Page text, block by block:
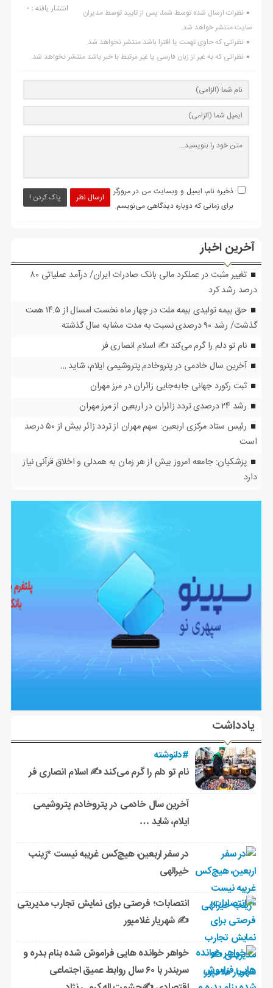
انتشار یافته : ۰
نظرات ارسال شده توسط شما، پس از تایید توسط مدیران
سایت منتشر خواهد شد.
نظراتی که حاوی تهمت یا افترا باشد منتشر نخواهد شد.
نظراتی که به غیر از زبان فارسی یا غیر مرتبط با خبر باشد منتشر نخواهد شد.
ارسال نظر پاک کردن !
ذخیره نام، ایمیل و وبسایت من در مرورگر
برای زمانی که دوباره دیدگاهی می‌نویسم.
آخرین اخبار
تغییر مثبت در عملکرد مالی بانک صادرات ایران/ درآمد عملیاتی ۸۰
درصد رشد کرد
حق بیمه تولیدی بیمه ملت در چهار ماه نخست امسال از ۱۴.۵ همت
گذشت/ رشد ۹۰ درصدی نسبت به مدت مشابه سال گذشته
نام تو دلم را گرم می‌کند ✍️ اسلام انصاری فر
آخرین سال خادمی در پتروخادم پتروشیمی ایلام، شاید …
ثبت رکورد جهانی جابه‌جایی زائران در مرز مهران
رشد ۲۴ درصدی تردد زائران در اربعین از مرز مهران
رئیس ستاد مرکزی اربعین: سهم مهران از تردد زائر بیش از ۵۰ درصد
است
پزشکیان: جامعه امروز بیش از هر زمان به همدلی و اخلاق قرآنی نیاز
دارد
یادداشت
#دلنوشته
نام تو دلم را گرم می‌کند ✍️ اسلام انصاری فر
آخرین سال خادمی در پتروخادم پتروشیمی
ایلام، شاید …
در سفر اربعین، هیچ‌کس غریبه نیست *زینب
خیرالهی
انتصابات؛ فرصتی برای نمایش تجارب مدیریتی
✍ شهریار غلامپور
خواهر خوانده هایی فراموش شده بنام بدره و
سربندر با ۶۰ سال روابط عمیق اجتماعی